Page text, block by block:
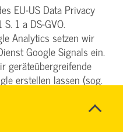
EU-US Data Privacy
1 a DS-GVO.
Analytics setzen wir
Google Signals ein.
geräteübergreifende
erstellen lassen (sog.
die